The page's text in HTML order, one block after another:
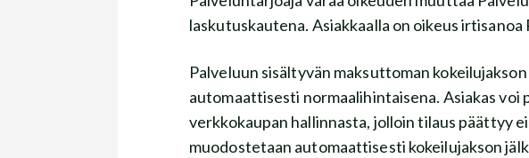
laskutuskautena. Asiakkaalla on oikeus
Palveluun sisältyvän maksuttoman
automaattisesti normaalihintaisena. Asiakas voi
verkkokaupan hallinnasta, jolloin tilaus päättyy
muodostetaan automaattisesti kokeilujakson